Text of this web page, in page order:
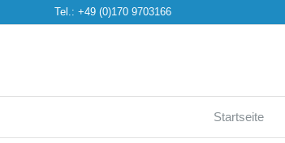
Tel.: +49 (0)170 9703166
Startseite